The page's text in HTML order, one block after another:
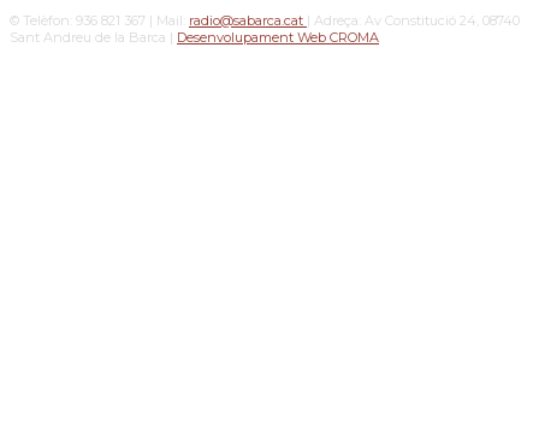
© Telèfon: 936 821 367 | Mail: radio@sabarca.cat | Adreça: Av Constitució 24, 08740
Sant Andreu de la Barca | Desenvolupament Web CROMA